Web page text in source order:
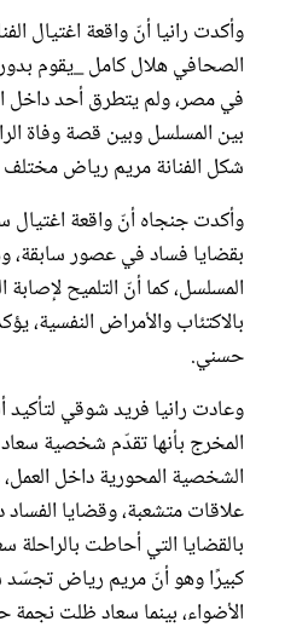
وأكدت رانيا أنّ واقعة اغتيال
الصحافي هلال كامل _يقوم
في مصر، ولم يتطرق أحد داخل
بين المسلسل وبين قصة وفاة
شكل الفنانة مريم رياض
وأكدت جنجاه أنّ واقعة
بقضايا فساد في عصور
المسلسل، كما أنّ التلميح
بالاكتئاب والأمراض النفسية،
حسني.
وعادت رانيا فريد شوقي لتأكيد
المخرج بأنها تقدّم شخصية
الشخصية المحورية داخل
علاقات متشعبة، وقضايا الفساد
بالقضايا التي أحاطت بالراحلة
كبيرًا وهو أنّ مريم رياض
الأضواء، بينما سعاد ظلت نجمة